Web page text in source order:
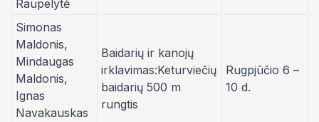
Raupelytė
Simonas
Maldonis,
Mindaugas
Maldonis,
Ignas
Navakauskas
Baidarių ir kanojų
irklavimas:Keturviečių
baidarių 500 m
rungtis
Rugpjūčio 6 –
10 d.